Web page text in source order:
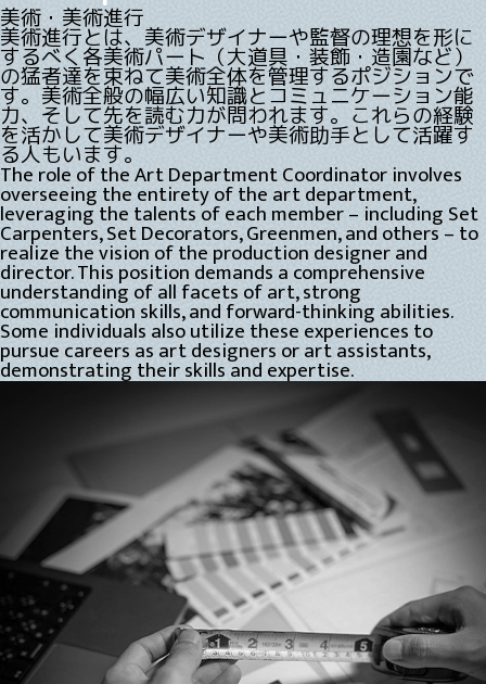
美術・美術進行
美術進行とは、美術デザイナーや監督の理想を形に
するべく各美術パート（大道具・装飾・造園など）
の猛者達を束ねて美術全体を管理するポジションで
す。美術全般の幅広い知識とコミュニケーション能
力、そして先を読む力が問われます。これらの経験
を活かして美術デザイナーや美術助手として活躍す
る人もいます。
The role of the Art Department Coordinator involves
overseeing the entirety of the art department,
leveraging the talents of each member – including Set
Carpenters, Set Decorators, Greenmen, and others – to
realize the vision of the production designer and
director. This position demands a comprehensive
understanding of all facets of art, strong
communication skills, and forward-thinking abilities.
Some individuals also utilize these experiences to
pursue careers as art designers or art assistants,
demonstrating their skills and expertise.